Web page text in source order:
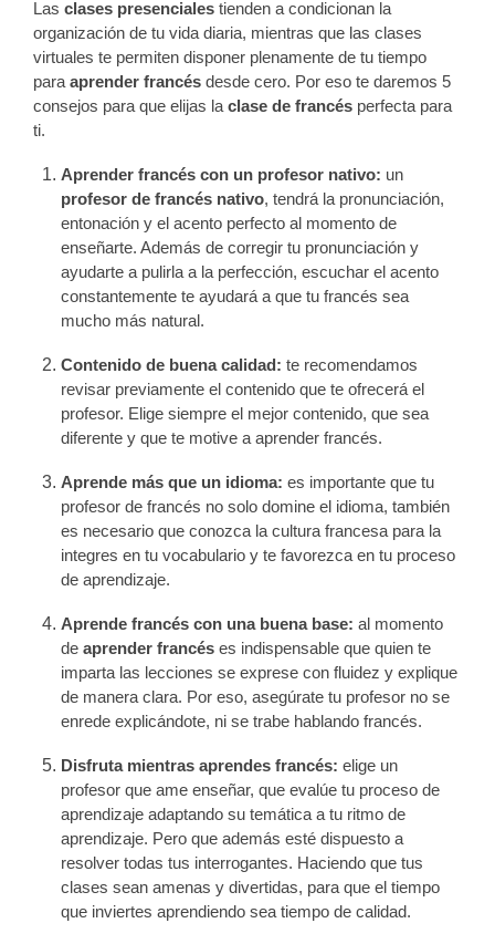
Las clases presenciales tienden a condicionan la
organización de tu vida diaria, mientras que las clases
virtuales te permiten disponer plenamente de tu tiempo
para aprender francés desde cero. Por eso te daremos 5
consejos para que elijas la clase de francés perfecta para
ti.
Aprender francés con un profesor nativo: un
profesor de francés nativo, tendrá la pronunciación,
entonación y el acento perfecto al momento de
enseñarte. Además de corregir tu pronunciación y
ayudarte a pulirla a la perfección, escuchar el acento
constantemente te ayudará a que tu francés sea
mucho más natural.
Contenido de buena calidad: te recomendamos
revisar previamente el contenido que te ofrecerá el
profesor. Elige siempre el mejor contenido, que sea
diferente y que te motive a aprender francés.
Aprende más que un idioma: es importante que tu
profesor de francés no solo domine el idioma, también
es necesario que conozca la cultura francesa para la
integres en tu vocabulario y te favorezca en tu proceso
de aprendizaje.
Aprende francés con una buena base: al momento
deaprender francés es indispensable que quien te
imparta las lecciones se exprese con fluidez y explique
de manera clara. Por eso, asegúrate tu profesor no se
enrede explicándote, ni se trabe hablando francés.
Disfruta mientras aprendes francés: elige un
profesor que ame enseñar, que evalúe tu proceso de
aprendizaje adaptando su temática a tu ritmo de
aprendizaje. Pero que además esté dispuesto a
resolver todas tus interrogantes. Haciendo que tus
clases sean amenas y divertidas, para que el tiempo
que inviertes aprendiendo sea tiempo de calidad.